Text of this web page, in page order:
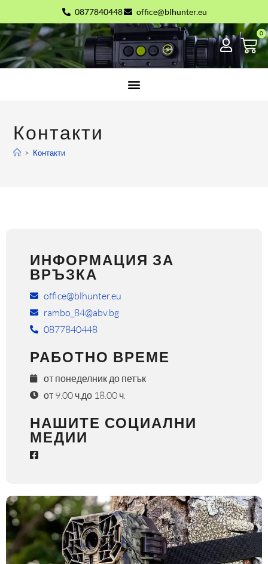
0877840448 office@blhunter.eu
Контакти
> Контакти
ИНФОРМАЦИЯ ЗА
ВРЪЗКА
office@blhunter.eu
rambo_84@abv.bg
0877840448
РАБОТНО ВРЕМЕ
от понеделник до петък
от 9.00 ч.до 18.00 ч.
НАШИТЕ СОЦИАЛНИ
МЕДИИ